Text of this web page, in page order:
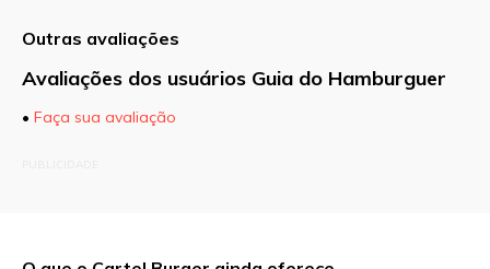
Outras avaliações
Avaliações dos usuários Guia do Hamburguer
• Faça sua avaliação